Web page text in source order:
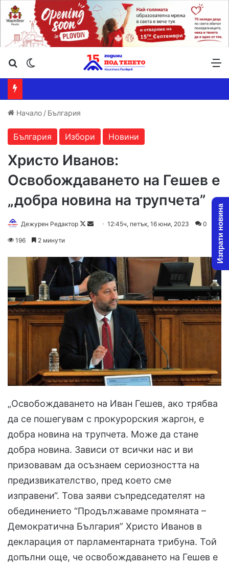
Търсене ...
Начало / България
България Избори Новини
Христо Иванов:
Освобождаването на Гешев е
„добра новина на трупчета”
Дежурен Редактор
Follow
Send12:45ч, петък, 16 юни, 2023 0
196 2 минути
„Освобождаването на Иван Гешев, ако трябва
да се пошегувам с прокурорския жаргон, е
добра новина на трупчета. Може да стане
добра новина. Зависи от всички нас и ви
призовавам да осъзнаем сериозността на
предизвикателство, пред което сме
изправени“. Това заяви съпредседателят на
обединението “Продължаваме промяната –
Демократична България” Христо Иванов в
декларация от парламентарната трибуна. Той
допълни още, че освобождаването на Гешев е
Изпрати новина